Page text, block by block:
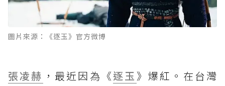
圖片來源：《逐玉》官方微博
張凌赫 ，最近因為《逐玉 》爆紅。在台灣